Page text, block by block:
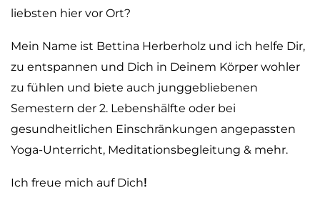
liebsten hier vor Ort?
Mein Name ist Bettina Herberholz und ich helfe Dir,
zu entspannen und Dich in Deinem Körper wohler
zu fühlen und biete auch junggebliebenen
Semestern der 2. Lebenshälfte oder bei
gesundheitlichen Einschränkungen angepassten
Yoga-Unterricht, Meditationsbegleitung & mehr.
Ich freue mich auf Dich!